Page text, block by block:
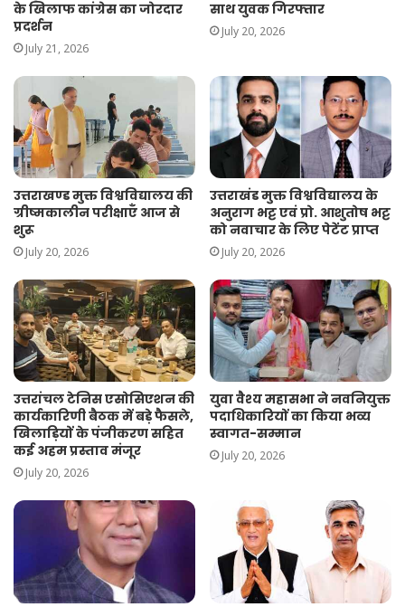
के खिलाफ कांग्रेस का जोरदार
प्रदर्शन
July 21, 2026
साथ युवक गिरफ्तार
July 20, 2026
उत्तराखण्ड मुक्त विश्वविद्यालय की
ग्रीष्मकालीन परीक्षाएँ आज से
शुरू
July 20, 2026
उत्तराखंड मुक्त विश्वविद्यालय के
अनुराग भट्ट एवं प्रो. आशुतोष भट्ट
को नवाचार के लिए पेटेंट प्राप्त
July 20, 2026
उत्तरांचल टेनिस एसोसिएशन की
कार्यकारिणी बैठक में बड़े फैसले,
खिलाड़ियों के पंजीकरण सहित
कई अहम प्रस्ताव मंजूर
July 20, 2026
युवा वैश्य महासभा ने नवनियुक्त
पदाधिकारियों का किया भव्य
स्वागत-सम्मान
July 20, 2026